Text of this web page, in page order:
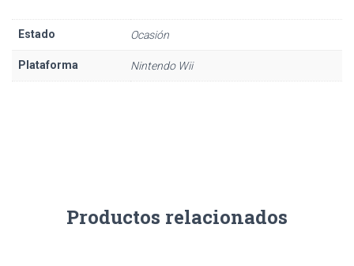
Estado Ocasión
Plataforma Nintendo Wii
Productos relacionados